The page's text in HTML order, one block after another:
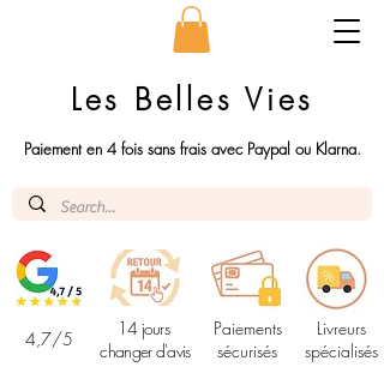
Les Belles Vies
Paiement en 4 fois sans frais avec Paypal ou Klarna.
4,7/5
14 jours
changer d'avis
Paiements
sécurisés
Livreurs
spécialisés